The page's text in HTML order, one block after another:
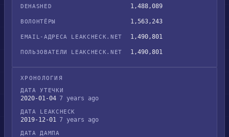
DEHASHED 1,488,089
ВОЛОНТЁРЫ 1,563,243
EMAIL-АДРЕСА LEAKCHECK.NET 1,490,801
ПОЛЬЗОВАТЕЛИ LEAKCHECK.NET 1,490,801
ХРОНОЛОГИЯ
ДАТА УТЕЧКИ
2020-01-04 7 years ago
ДАТА LEAKCHECK
2019-12-01 7 years ago
ДАТА ДАМПА